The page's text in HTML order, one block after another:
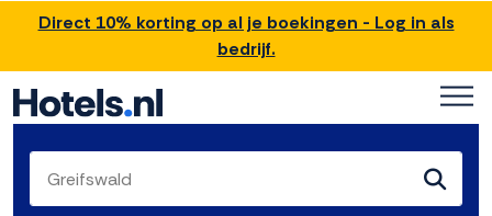
Direct 10% korting op al je boekingen - Log in als
bedrijf.